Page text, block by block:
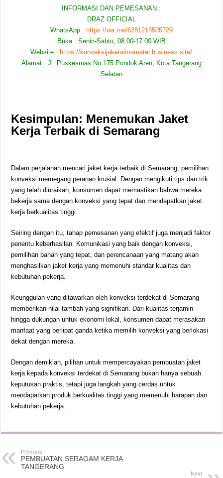
INFORMASI DAN PEMESANAN :
DRAZ OFFICIAL
WhatsApp : https://wa.me/6281213505729
Buka : Senin-Sabtu, 08.00-17.00 WIB
Website : https://konveksijaketalmamater.business.site/
Alamat : Jl. Puskesmas No.175 Pondok Aren, Kota Tangerang
Selatan
Kesimpulan: Menemukan Jaket
Kerja Terbaik di Semarang
Dalam perjalanan mencari jaket kerja terbaik di Semarang, pemilihan
konveksi memegang peranan krusial. Dengan mengikuti tips dan trik
yang telah diuraikan, konsumen dapat memastikan bahwa mereka
bekerja sama dengan konveksi yang tepat dan mendapatkan jaket
kerja berkualitas tinggi.
Seiring dengan itu, tahap pemesanan yang efektif juga menjadi faktor
penentu keberhasilan. Komunikasi yang baik dengan konveksi,
pemilihan bahan yang tepat, dan perencanaan yang matang akan
menghasilkan jaket kerja yang memenuhi standar kualitas dan
kebutuhan pekerja.
Keunggulan yang ditawarkan oleh konveksi terdekat di Semarang
memberikan nilai tambah yang signifikan. Dari kualitas terjamin
hingga dukungan untuk ekonomi lokal, konsumen dapat merasakan
manfaat yang berlipat ganda ketika memilih konveksi yang berlokasi
dekat dengan mereka.
Dengan demikian, pilihan untuk mempercayakan pembuatan jaket
kerja kepada konveksi terdekat di Semarang bukan hanya sebuah
keputusan praktis, tetapi juga langkah yang cerdas untuk
mendapatkan produk berkualitas tinggi yang memenuhi harapan dan
kebutuhan pekerja.
Previous
PEMBUATAN SERAGAM KERJA
TANGERANG
Next